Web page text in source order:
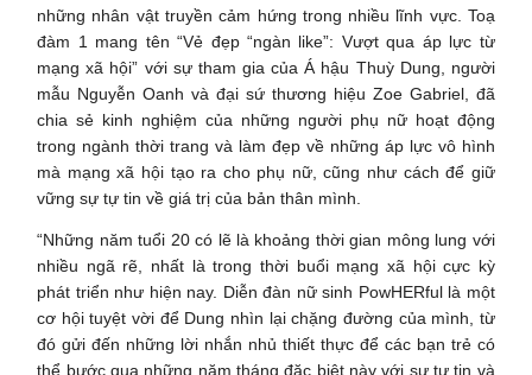
những nhân vật truyền cảm hứng trong nhiều lĩnh vực. Toạ
đàm 1 mang tên “Vẻ đẹp “ngàn like”: Vượt qua áp lực từ
mạng xã hội” với sự tham gia của Á hậu Thuỳ Dung, người
mẫu Nguyễn Oanh và đại sứ thương hiệu Zoe Gabriel, đã
chia sẻ kinh nghiệm của những người phụ nữ hoạt động
trong ngành thời trang và làm đẹp về những áp lực vô hình
mà mạng xã hội tạo ra cho phụ nữ, cũng như cách để giữ
vững sự tự tin về giá trị của bản thân mình.
“Những năm tuổi 20 có lẽ là khoảng thời gian mông lung với
nhiều ngã rẽ, nhất là trong thời buổi mạng xã hội cực kỳ
phát triển như hiện nay. Diễn đàn nữ sinh PowHERful là một
cơ hội tuyệt vời để Dung nhìn lại chặng đường của mình, từ
đó gửi đến những lời nhắn nhủ thiết thực để các bạn trẻ có
thể bước qua những năm tháng đặc biệt này với sự tự tin và